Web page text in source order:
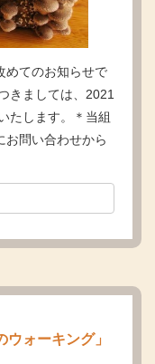
めてのお知らせで
きましては、2021
たします。＊当組
お問い合わせから
ォーキング」